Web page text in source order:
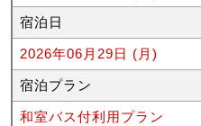
宿泊日
2026年06月29日 (月)
宿泊プラン
和室バス付利用プラン